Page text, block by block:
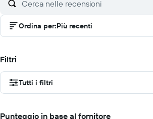
Ordina per:Più recenti
Filtri
Tutti i filtri
Punteggio in base al fornitore